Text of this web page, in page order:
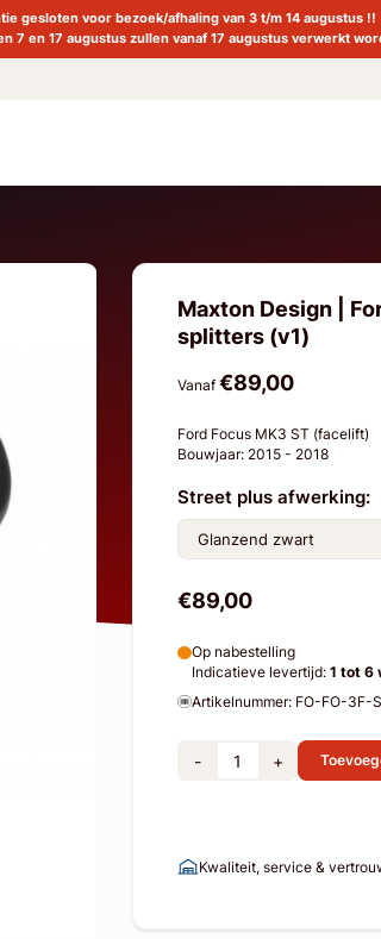
gesloten voor bezoek/afhaling van 3 t/m 14 augustus !!
7 en 17 augustus zullen vanaf 17 augustus verwerkt
Maxton Design |
splitters (v1)
Vanaf €89,00
Ford Focus MK3 ST (facelift)
Bouwjaar: 2015 - 2018
Street plus afwerking:
€89,00
Op nabestelling
Indicatieve levertijd: 1 tot 6
Artikelnummer: FO-FO-3F-
- +
Kwaliteit, service &